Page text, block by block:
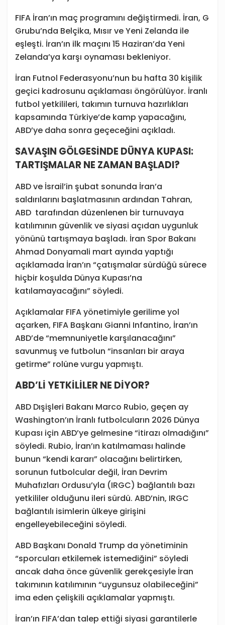
FIFA İran’ın maç programını değiştirmedi. İran, G
Grubu’nda Belçika, Mısır ve Yeni Zelanda ile
eşleşti. İran’ın ilk maçını 15 Haziran’da Yeni
Zelanda’ya karşı oynaması bekleniyor.
İran Futnol Federasyonu’nun bu hafta 30 kişilik
geçici kadrosunu açıklaması öngörülüyor. İranlı
futbol yetkilileri, takımın turnuva hazırlıkları
kapsamında Türkiye’de kamp yapacağını,
ABD’ye daha sonra geçeceğini açıkladı.
SAVAŞIN GÖLGESİNDE DÜNYA KUPASI:
TARTIŞMALAR NE ZAMAN BAŞLADI?
ABD ve İsrail’in şubat sonunda İran’a
saldırılarını başlatmasının ardından Tahran,
ABD tarafından düzenlenen bir turnuvaya
katılımının güvenlik ve siyasi açıdan uygunluk
yönünü tartışmaya başladı. İran Spor Bakanı
Ahmad Donyamali mart ayında yaptığı
açıklamada İran’ın “çatışmalar sürdüğü sürece
hiçbir koşulda Dünya Kupası’na
katılamayacağını” söyledi.
Açıklamalar FIFA yönetimiyle gerilime yol
açarken, FIFA Başkanı Gianni Infantino, İran’ın
ABD’de “memnuniyetle karşılanacağını”
savunmuş ve futbolun “insanları bir araya
getirme” rolüne vurgu yapmıştı.
ABD’Lİ YETKİLİLER NE DİYOR?
ABD Dışişleri Bakanı Marco Rubio, geçen ay
Washington’ın İranlı futbolcuların 2026 Dünya
Kupası için ABD’ye gelmesine “itirazı olmadığını”
söyledi. Rubio, İran’ın katılmaması halinde
bunun “kendi kararı” olacağını belirtirken,
sorunun futbolcular değil, İran Devrim
Muhafızları Ordusu’yla (IRGC) bağlantılı bazı
yetkililer olduğunu ileri sürdü. ABD’nin, IRGC
bağlantılı isimlerin ülkeye girişini
engelleyebileceğini söyledi.
ABD Başkanı Donald Trump da yönetiminin
“sporcuları etkilemek istemediğini” söyledi
ancak daha önce güvenlik gerekçesiyle İran
takımının katılımının “uygunsuz olabileceğini”
ima eden çelişkili açıklamalar yapmıştı.
İran’ın FIFA’dan talep ettiği siyasi garantilerle